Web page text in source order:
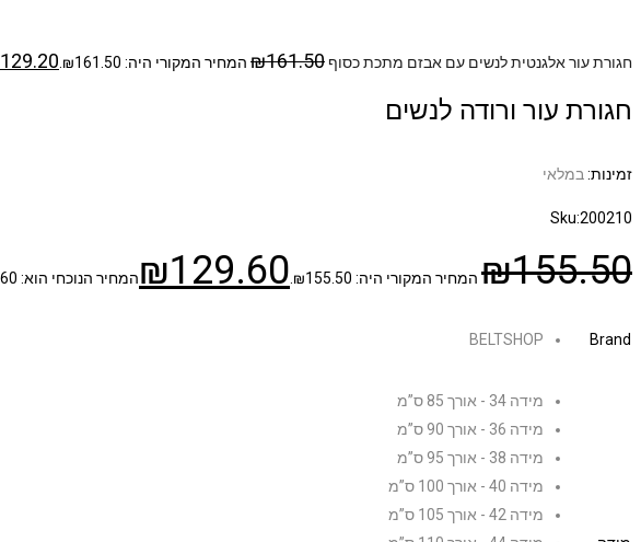
חגורת עור אלגנטית לנשים עם אבזם מתכת כסוף ₪161.50 המחיר המקורי היה: ₪161.50. 129.20
חגורת עור ורודה לנשים
זמינות: במלאי
Sku:200210
₪155.50 המחיר המקורי היה: ₪155.50. ₪129.60 המחיר הנוכחי הוא: ₪129.60.
Brand
BELTSHOP
מידה 34 - אורך 85 ס”מ
מידה 36 - אורך 90 ס”מ
מידה 38 - אורך 95 ס”מ
מידה 40 - אורך 100 ס”מ
מידה 42 - אורך 105 ס”מ